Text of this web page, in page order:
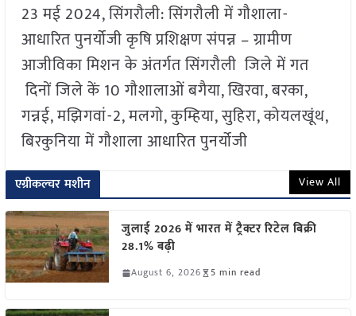
23 मई 2024, सिंगरौली: सिंगरौली में गौशाला-
आधारित पुनर्योजी कृषि प्रशिक्षण संपन्न – ग्रामीण
आजीविका मिशन के अंतर्गत सिंगरौली जिले में गत
दिनों जिले कें 10 गौशालाओं बगैया, खिरवा, बरका,
गन्नई, मझिगवां-2, मलगो, कुम्हिया, सुहिरा, कोयलखूंथ,
बिरकुनिया में गौशाला आधारित पुनर्योजी
एग्रीकल्चर मशीन View All
जुलाई 2026 में भारत में ट्रैक्टर रिटेल बिक्री
28.1% बढ़ी
August 6, 2026 5 min read